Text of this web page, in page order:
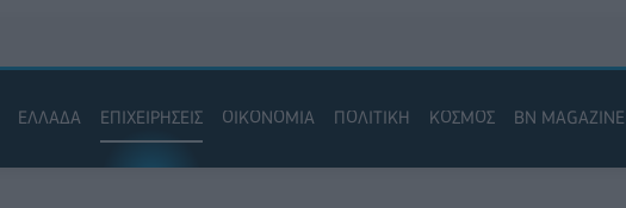
ΕΛΛΑΔΑ ΕΠΙΧΕΙΡΗΣΕΙΣ ΟΙΚΟΝΟΜΙΑ ΠΟΛΙΤΙΚΗ ΚΟΣΜΟΣ BN MAGAZINE